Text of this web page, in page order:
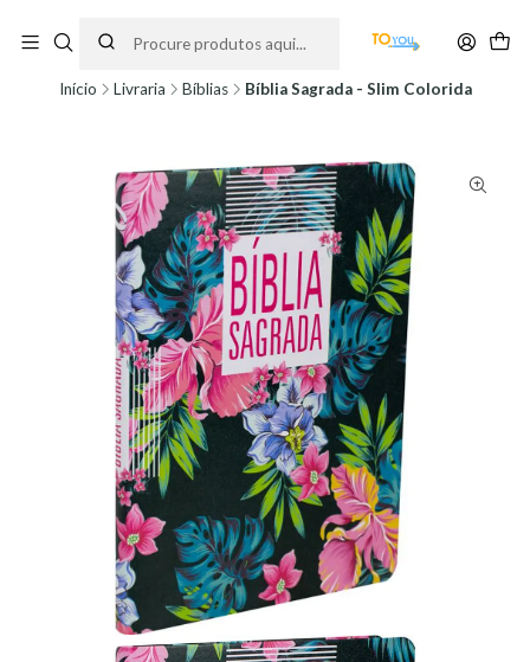
partir do dia 11 de Agosto, às 10H.
Início Livraria Bíblias Bíblia Sagrada - Slim Colorida